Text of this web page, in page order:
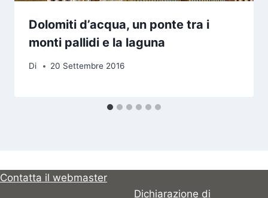
Dolomiti d’acqua, un ponte tra i
monti pallidi e la laguna
Di 20 Settembre 2016
Contatta il webmaster
Dichiarazione di